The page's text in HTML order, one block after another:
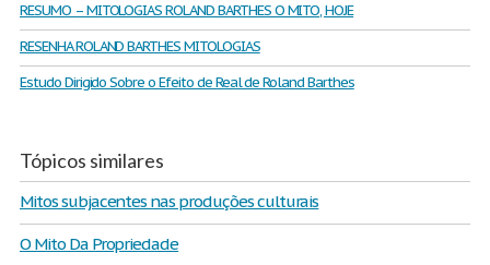
RESUMO – MITOLOGIAS ROLAND BARTHES O MITO, HOJE
RESENHA ROLAND BARTHES MITOLOGIAS
Estudo Dirigido Sobre o Efeito de Real de Roland Barthes
Tópicos similares
Mitos subjacentes nas produções culturais
O Mito Da Propriedade